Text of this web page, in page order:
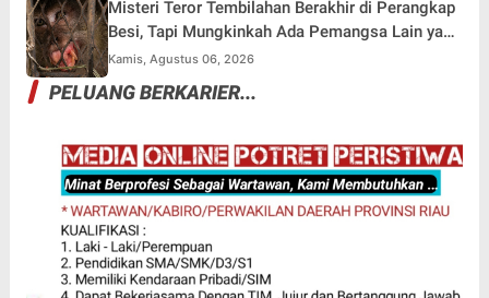
Misteri Teror Tembilahan Berakhir di Perangkap
Besi, Tapi Mungkinkah Ada Pemangsa Lain yang
Masih Mengintai ?
Kamis, Agustus 06, 2026
PELUANG BERKARIER...